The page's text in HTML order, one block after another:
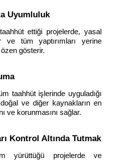
Uyumluluk
ettiği projelerde, yasal
ve tüm yaptırımları yerine
gösterir.
taahhüt işlerinde uyguladığı
ve diğer kaynakların en
ve korunmasını sağlar.
Kontrol Altında Tutmak
yürüttüğü projelerde ve